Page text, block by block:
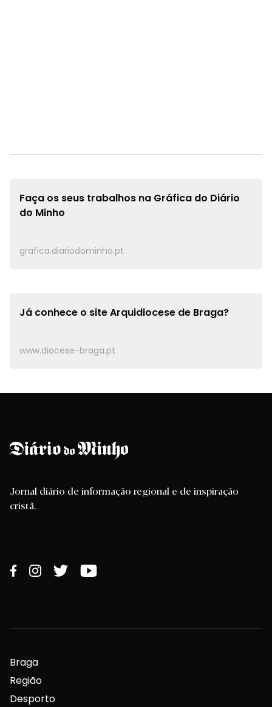
Faça os seus trabalhos na Gráfica do Diário
do Minho
grafica.diariodominho.pt
Já conhece o siteArquidiocese de Braga?
www.diocese-braga.pt
Jornal diário de informação regional e de inspiração
cristã.
Braga
Região
Desporto